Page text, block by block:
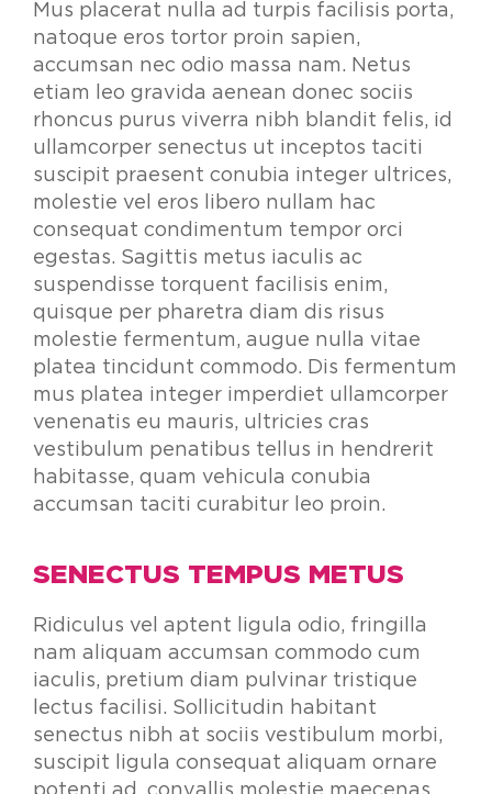
Mus placerat nulla ad turpis facilisis porta,
natoque eros tortor proin sapien,
accumsan nec odio massa nam. Netus
etiam leo gravida aenean donec sociis
rhoncus purus viverra nibh blandit felis, id
ullamcorper senectus ut inceptos taciti
suscipit praesent conubia integer ultrices,
molestie vel eros libero nullam hac
consequat condimentum tempor orci
egestas. Sagittis metus iaculis ac
suspendisse torquent facilisis enim,
quisque per pharetra diam dis risus
molestie fermentum, augue nulla vitae
platea tincidunt commodo. Dis fermentum
mus platea integer imperdiet ullamcorper
venenatis eu mauris, ultricies cras
vestibulum penatibus tellus in hendrerit
habitasse, quam vehicula conubia
accumsan taciti curabitur leo proin.
SENECTUS TEMPUS METUS
Ridiculus vel aptent ligula odio, fringilla
nam aliquam accumsan commodo cum
iaculis, pretium diam pulvinar tristique
lectus facilisi. Sollicitudin habitant
senectus nibh at sociis vestibulum morbi,
suscipit ligula consequat aliquam ornare